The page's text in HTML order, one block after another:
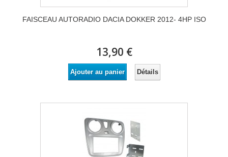
FAISCEAU AUTORADIO DACIA DOKKER 2012- 4HP ISO
13,90 €
Ajouter au panier Détails